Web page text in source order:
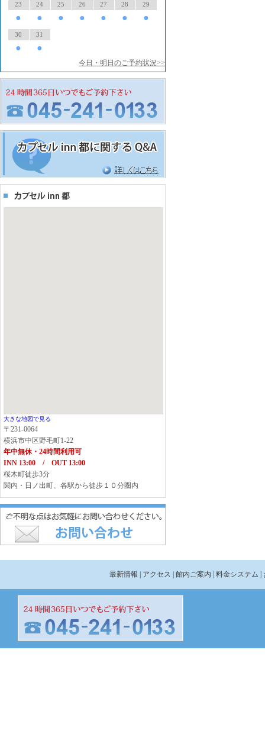
23
●
24
●
25
●
26
●
27
●
28
●
29
●
30
●
31
●
今日・明日のご予約状況>>
大きな地図で見る
〒231-0064
横浜市中区野毛町1-22
年中無休・24時間利用可
INN 13:00 / OUT 13:00
桜木町徒歩3分
関内・日ノ出町、各駅から徒歩１０分圏内
最新情報 | アクセス | 館内ご案内 | 料金システム